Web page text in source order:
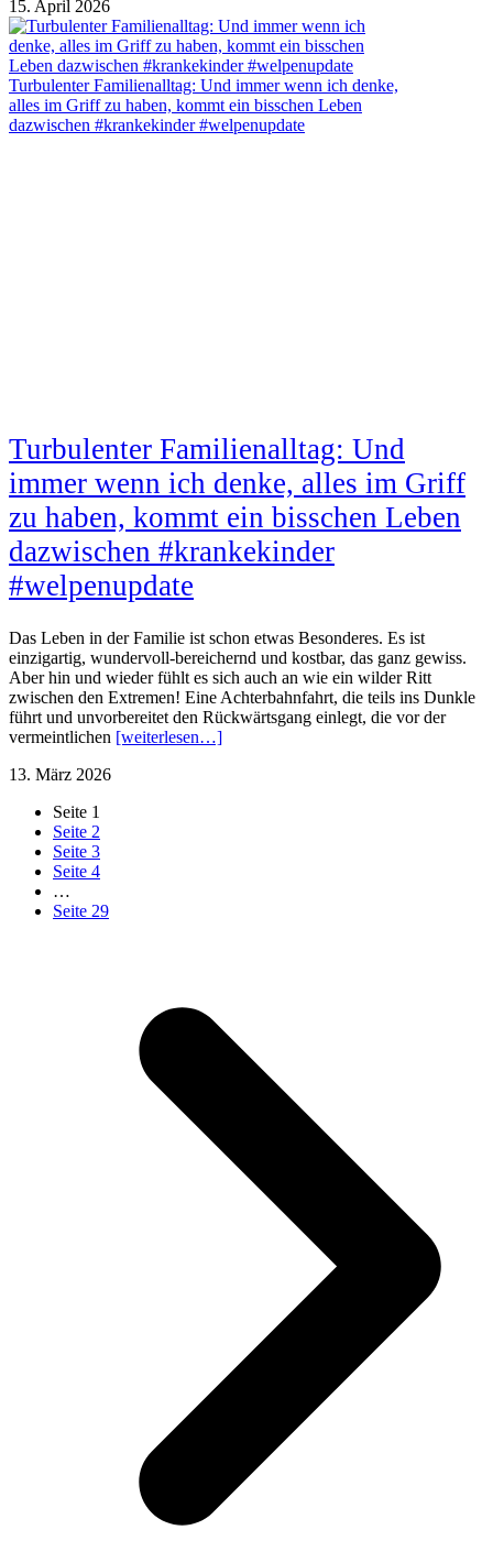
15. April 2026
Turbulenter Familienalltag: Und immer wenn ich denke,
alles im Griff zu haben, kommt ein bisschen Leben
dazwischen #krankekinder #welpenupdate
Turbulenter Familienalltag: Und
immer wenn ich denke, alles im Griff
zu haben, kommt ein bisschen Leben
dazwischen #krankekinder
#welpenupdate
Das Leben in der Familie ist schon etwas Besonderes. Es ist
einzigartig, wundervoll-bereichernd und kostbar, das ganz gewiss.
Aber hin und wieder fühlt es sich auch an wie ein wilder Ritt
zwischen den Extremen! Eine Achterbahnfahrt, die teils ins Dunkle
führt und unvorbereitet den Rückwärtsgang einlegt, die vor der
vermeintlichen [weiterlesen…]
13. März 2026
Seite 1
Seite 2
Seite 3
Seite 4
…
Seite 29